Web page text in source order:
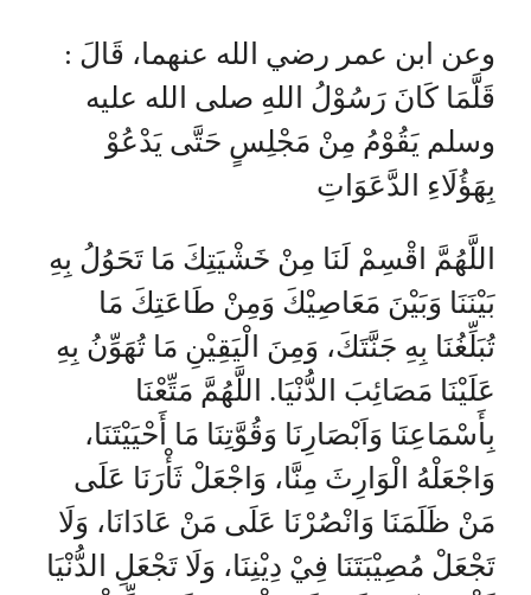
وعن ابن عمر رضي الله عنهما، قَالَ :
قَلَّمَا كَانَ رَسُوْلُ اللهِ صلى الله عليه
وسلم يَقُوْمُ مِنْ مَجْلِسٍ حَتَّى يَدْعُوْ
بِهَؤُلَاءِ الدَّعَوَاتِ
اللَّهُمَّ اقْسِمْ لَنَا مِنْ خَشْيَتِكَ مَا تَحَوُلُ بِهِ
بَيْنَنَا وَبَيْنَ مَعَاصِيْكَ وَمِنْ طَاعَتِكَ مَا
تُبَلِّغُنَا بِهِ جَنَّتَكَ، وَمِنَ الْيَقِيْنِ مَا تُهَوِّنُ بِهِ
عَلَيْنَا مَصَائِبَ الدُّنْيَا. اللَّهُمَّ مَتِّعْنَا
بِأَسْمَاعِنَا وَاَبْصَارِنَا وَقُوَّتِنَا مَا أَحْيَيْتَنَا،
وَاجْعَلْهُ الْوَارِثَ مِنَّا، وَاجْعَلْ ثَأْرَنَا عَلَى
مَنْ ظَلَمَنَا وَانْصُرْنَا عَلَى مَنْ عَادَانَا، وَلَا
تَجْعَلْ مُصِيْبَتَنَا فِيْ دِيْنِنَا، وَلَا تَجْعَلِ الدُّنْيَا